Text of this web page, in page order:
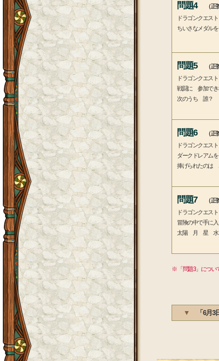
問題4
（
ドラゴンクエス
ちいさなメダル
問題5
（
ドラゴンクエス
戦闘に 参加でき
次のうち 誰？
問題6
（
ドラゴンクエス
ダークドレアム
捧げられたのは
問題7
（
ドラゴンクエス
冒険の中で手に
太陽 月 星 水
※ 「問題3」につい
▼ 「6月